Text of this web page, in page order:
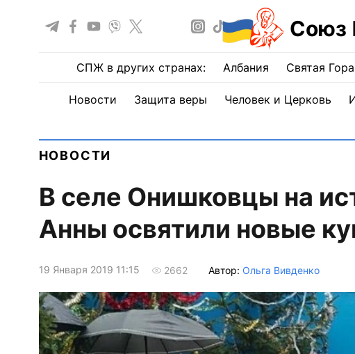
Союз
СПЖ в других странах: Албания Святая
Новости Защита веры Человек и Церковь
НОВОСТИ
В селе Онишковцы на
Анны освятили новые
19 Января 2019 11:15 2662 Автор: Ольга Вивденко